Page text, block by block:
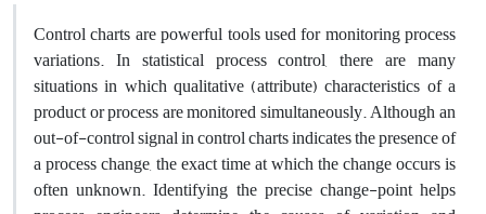
Control charts are powerful tools used for monitoring process
variations. In statistical process control, there are many
situations in which qualitative (attribute) characteristics of a
product or process are monitored simultaneously. Although an
out-of-control signal in control charts indicates the presence of
a process change, the exact time at which the change occurs is
often unknown. Identifying the precise change-point helps